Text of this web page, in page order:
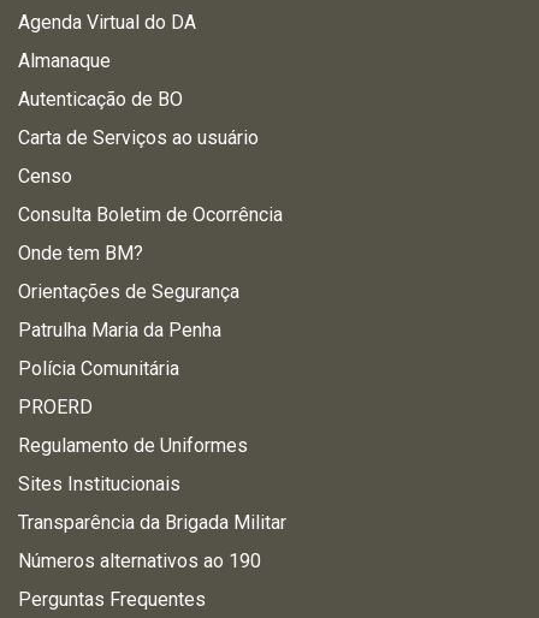
Agenda Virtual do DA
Almanaque
Autenticação de BO
Carta de Serviços ao usuário
Censo
Consulta Boletim de Ocorrência
Onde tem BM?
Orientações de Segurança
Patrulha Maria da Penha
Polícia Comunitária
PROERD
Regulamento de Uniformes
Sites Institucionais
Transparência da Brigada Militar
Números alternativos ao 190
Perguntas Frequentes